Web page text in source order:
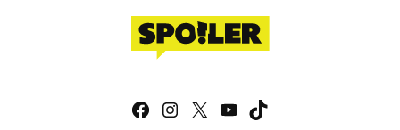
Facebook
Instagram
X YouTube